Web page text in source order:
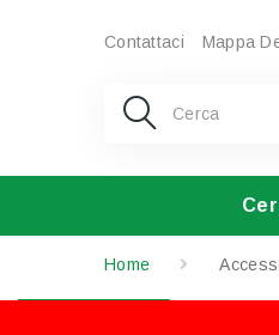
Contattaci Mappa
Home